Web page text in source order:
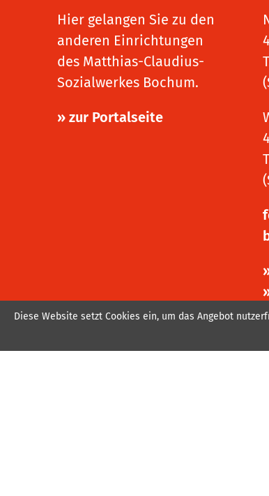
Hier gelangen Sie zu den
anderen Einrichtungen
des Matthias-Claudius-
Sozialwerkes Bochum.
» zur Portalseite
Diese Website setzt Cookies ein, um das Angebot